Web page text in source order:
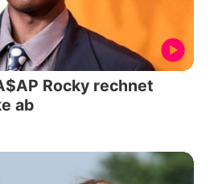
Rocky rechnet
ab